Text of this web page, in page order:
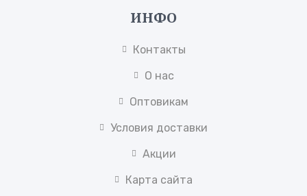
ИНФО
Контакты
О нас
Оптовикам
Условия доставки
Акции
Карта сайта